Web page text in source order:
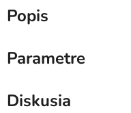
Popis
Parametre
Diskusia